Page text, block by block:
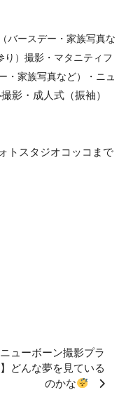
バースデー・家族写真な
り）撮影・マタニティフ
・家族写真など）・ニュ
影・成人式（振袖）
トスタジオコッコまで
ニューボーン撮影プラ
どんな夢を見ている
のかな